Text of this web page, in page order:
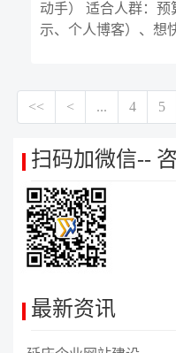
动手） 适合人群：
示、个人博客）、想
<< < ... 4 5
扫码加微信--
最新资讯